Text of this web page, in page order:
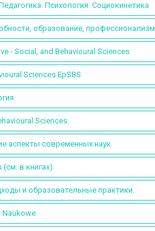
Психология. Социокинетика
образование, профессионализм
- Social, and Behavioural Sciences
Sciences EpSBS
Sciences.
аспекты современных наук.
в книгах)
и образовательные практики.
Naukowe